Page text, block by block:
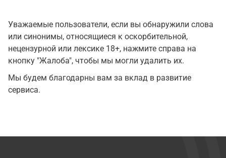
Уважаемые пользователи, если вы обнаружили слова
или синонимы, относящиеся к оскорбительной,
нецензурной или лексике 18+, нажмите справа на
кнопку "Жалоба", чтобы мы могли удалить их.
Мы будем благодарны вам за вклад в развитие
сервиса.